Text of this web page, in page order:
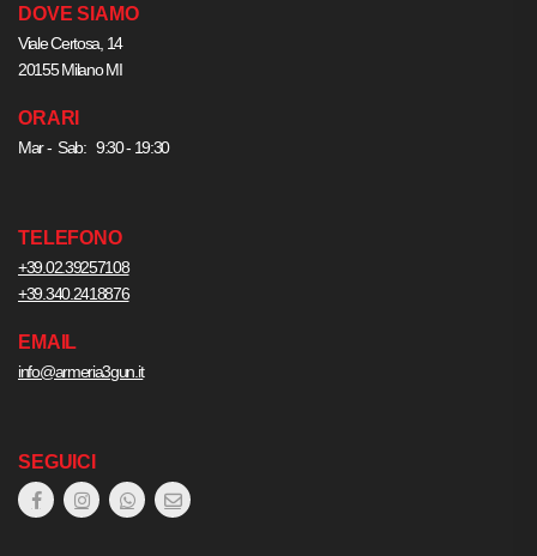
DOVE SIAMO
Viale Certosa, 14
20155 Milano MI
ORARI
Mar - Sab: 9:30 - 19:30
TELEFONO
+39.02.39257108
+39.340.2418876
EMAIL
info@armeria3gun.it
SEGUICI